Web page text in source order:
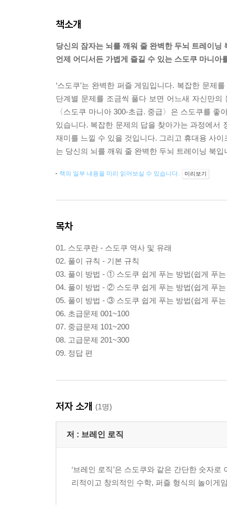
책소개
당신의 잠자는 뇌를 깨워 줄 완벽한 두뇌 트레이닝
언제 어디서든 가볍게 즐길 수 있는 스도쿠 마니아
‘스도쿠’는 완벽한 퍼즐 게임입니다. 복잡한 문제
단계별 문제를 조금씩 풀다 보면 어느새 자신만
〈스도쿠 마니아 300-초급. 중급〉은 스도쿠를
있습니다. 복잡한 문제의 답을 찾아가는 과정에서
재미를 느낄 수 있을 것입니다. 그리고 휴대용 사
는 당신의 뇌를 깨워 줄 완벽한 두뇌 트레이닝 북입
책의 일부 내용을 미리 읽어보실 수 있습니다. 미리보기
목차
01. 스도쿠란 - 스도쿠 역사 및 유래
02. 풀이 규칙 - 기본 규칙
03. 풀이 방법 - ① 스도쿠 쉽게 푸는 방법(쉽게 푸
04. 풀이 방법 - ② 스도쿠 쉽게 푸는 방법(쉽게 푸
05. 풀이 방법 - ③ 스도쿠 쉽게 푸는 방법(쉽게 푸
06. 초급문제 001~100
07. 중급문제 101~200
08. 고급문제 201~300
09. 정답 편
저자 소개 (1명)
저 : 브레인 로직
‘브레인 로직’은 스도쿠와 같은 간단한 숫자
리적이고 창의적인 수학, 퍼즐 형식의 놀이게